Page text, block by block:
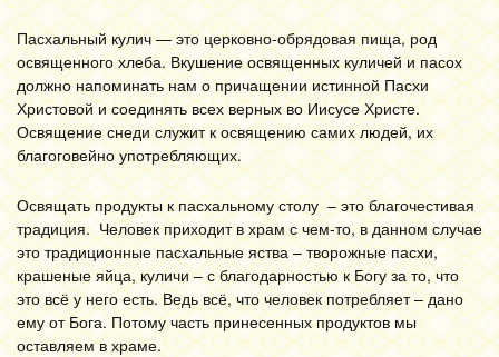
Пасхальный кулич — это церковно-обрядовая пища, род
освященного хлеба. Вкушение освященных куличей и пасох
должно напоминать нам о причащении истинной Пасхи
Христовой и соединять всех верных во Иисусе Христе.
Освящение снеди служит к освящению самих людей, их
благоговейно употребляющих.
Освящать продукты к пасхальному столу – это благочестивая
традиция. Человек приходит в храм с чем-то, в данном случае
это традиционные пасхальные яства – творожные пасхи,
крашеные яйца, куличи – с благодарностью к Богу за то, что
это всё у него есть. Ведь всё, что человек потребляет – дано
ему от Бога. Потому часть принесенных продуктов мы
оставляем в храме.